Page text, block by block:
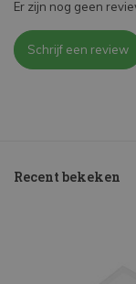
Er zijn nog geen
Schrijf een review
Recent bekeken